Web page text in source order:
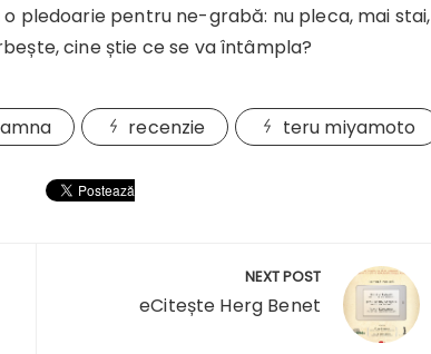
pledoarie pentru ne-grabă: nu pleca, mai stai,
cine știe ce se va întâmpla?
recenzie teru miyamoto
NEXT POST
eCitește Herg Benet